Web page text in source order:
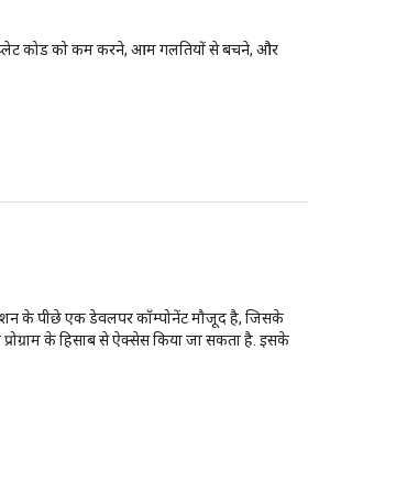
कोड को कम करने, आम गलतियों से बचने, और
के पीछे एक डेवलपर कॉम्पोनेंट मौजूद है, जिसके
के हिसाब से ऐक्सेस किया जा सकता है. इसके